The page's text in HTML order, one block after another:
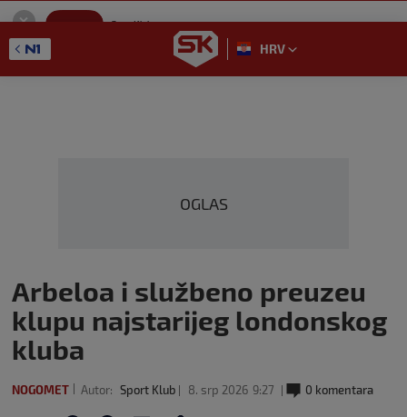
SportKlub
GET - On the Google Play
HRV
OGLAS
Arbeloa i službeno preuzeu
klupu najstarijeg londonskog
kluba
NOGOMET Autor: Sport Klub 8. srp 2026 9:27 0 komentara